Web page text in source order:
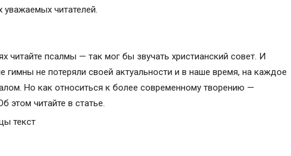
уважаемых читателей.
читайте псалмы — так мог бы звучать христианский совет. И
гимны не потеряли своей актуальности и в наше время, на каждое
Но как относиться к более современному творению —
этом читайте в статье.